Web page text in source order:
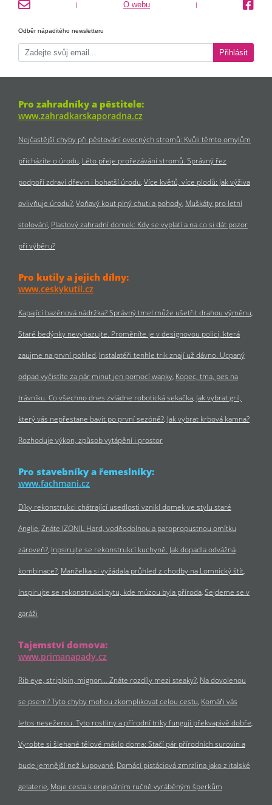
| O webu |
Odběr nápaditého newsletteru
Přihlásit
Pro zahradníky a pěstitele:
www.zahradkarskaporadna.cz
Nejčastější chyby při pěstování ovocných stromů: Kvůli těmto omylům
přicházíte o úrodu Léto přeje prořezávání stromů. Správný řez
podpoří zdraví dřevin i bohatší úrodu Více květů, více plodů: Jak výživa
ovlivňuje úrodu? Voňavý kout plný chuti a pohody Muškáty pro letní
stolování Plastový zahradní domek: Kdy se vyplatí a na co si dát pozor
při výběru?
Pro kutily a jejich dílny:
www.ceskykutil.cz
Kapající bazénová nádržka? Správný tmel může ušetřit drahou výměnu
Staré bedýnky nevyhazujte. Proměníte je v designovou polici, která
zaujme na první pohled Instalatéři tenhle trik znají už dávno. Ucpaný
odpad vyčistíte za pár minut jen pomocí wapky Kopec, tma, pes na
trávníku. Co všechno dnes zvládne robotická sekačka Jak vybrat gril,
který vás nepřestane bavit po první sezóně? Jak vybrat krbová kamna?
Rozhoduje výkon, způsob vytápění i prostor
Pro stavebníky a řemeslníky:
www.fachmani.cz
Díky rekonstrukci chátrající usedlosti vznikl domek ve stylu staré
Anglie Znáte IZONIL Hard, voděodolnou a paropropustnou omítku
zároveň? Inpsirujte se rekonstrukcí kuchyně. Jak dopadla odvážná
kombinace? Manželka si vyžádala průhled z chodby na Lomnický štít
Inspirujte se rekonstrukcí bytu, kde múzou byla příroda Sejdeme se v
garáži
Tajemství domova:
www.primanapady.cz
Rib eye, striploin, mignon… Znáte rozdíly mezi steaky? Na dovolenou
se psem? Tyto chyby mohou zkomplikovat celou cestu Komáři vás
letos nesežerou. Tyto rostliny a přírodní triky fungují překvapivě dobře
Vyrobte si šlehané tělové máslo doma: Stačí pár přírodních surovin a
bude jemnější než kupované Domácí pistáciová zmrzlina jako z italské
gelaterie Moje cesta k originálním ručně vyráběným šperkům